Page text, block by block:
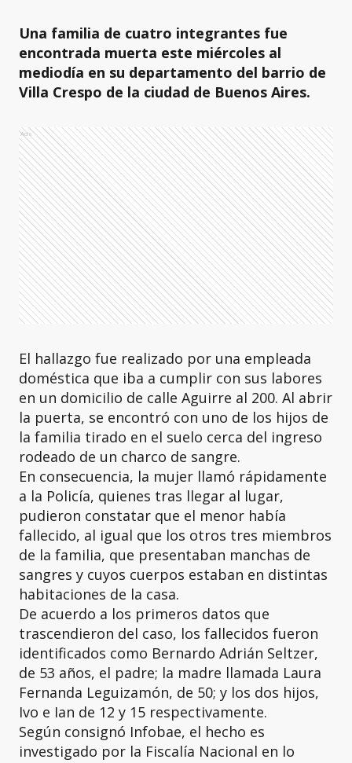
Una familia de cuatro integrantes fue
encontrada muerta este miércoles al
mediodía en su departamento del barrio de
Villa Crespo de la ciudad de Buenos Aires.
Ads
El hallazgo fue realizado por una empleada
doméstica que iba a cumplir con sus labores
en un domicilio de calle Aguirre al 200. Al abrir
la puerta, se encontró con uno de los hijos de
la familia tirado en el suelo cerca del ingreso
rodeado de un charco de sangre.
En consecuencia, la mujer llamó rápidamente
a la Policía, quienes tras llegar al lugar,
pudieron constatar que el menor había
fallecido, al igual que los otros tres miembros
de la familia, que presentaban manchas de
sangres y cuyos cuerpos estaban en distintas
habitaciones de la casa.
De acuerdo a los primeros datos que
trascendieron del caso, los fallecidos fueron
identificados como Bernardo Adrián Seltzer,
de 53 años, el padre; la madre llamada Laura
Fernanda Leguizamón, de 50; y los dos hijos,
Ivo e Ian de 12 y 15 respectivamente.
Según consignó Infobae, el hecho es
investigado por la Fiscalía Nacional en lo